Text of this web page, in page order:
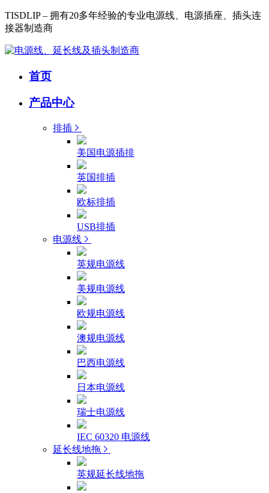
TISDLIP – 拥有20多年经验的专业电源线、电源插座、插头连
接器制造商
首页
产品中心
排插
美国电源插排
英国排插
欧标排插
USB排插
电源线
英规电源线
美规电源线
欧规电源线
澳规电源线
巴西电源线
日本电源线
瑞士电源线
IEC 60320 电源线
延长线地拖
英规延长线地拖